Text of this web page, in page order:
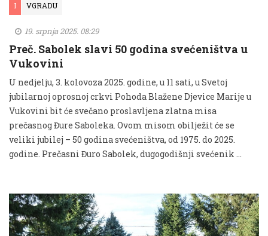
I VGRADU
19. srpnja 2025. 08:29
Preč. Sabolek slavi 50 godina svećeništva u
Vukovini
U nedjelju, 3. kolovoza 2025. godine, u 11 sati, u Svetoj
jubilarnoj oprosnoj crkvi Pohoda Blažene Djevice Marije u
Vukovini bit će svečano proslavljena zlatna misa
prečasnog Đure Saboleka. Ovom misom obilježit će se
veliki jubilej – 50 godina svećeništva, od 1975. do 2025.
godine. Prečasni Đuro Sabolek, dugogodišnji svećenik …